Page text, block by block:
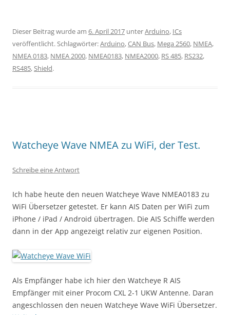
Dieser Beitrag wurde am 6. April 2017 unterArduino, ICs
veröffentlicht. Schlagwörter:Arduino,CAN Bus, Mega 2560, NMEA,
NMEA 0183, NMEA 2000, NMEA0183, NMEA2000, RS 485, RS232,
RS485,Shield.
Watcheye Wave NMEA zu WiFi, der Test.
Schreibe eine Antwort
Ich habe heute den neuen Watcheye Wave NMEA0183 zu
WiFi Übersetzer getestet. Er kann AIS Daten per WiFi zum
iPhone / iPad / Android übertragen. Die AIS Schiffe werden
dann in der App angezeigt relativ zur eigenen Position.
Als Empfänger habe ich hier den Watcheye R AIS
Empfänger mit einer Procom CXL 2-1 UKW Antenne. Daran
angeschlossen den neuen Watcheye Wave WiFi Übersetzer.